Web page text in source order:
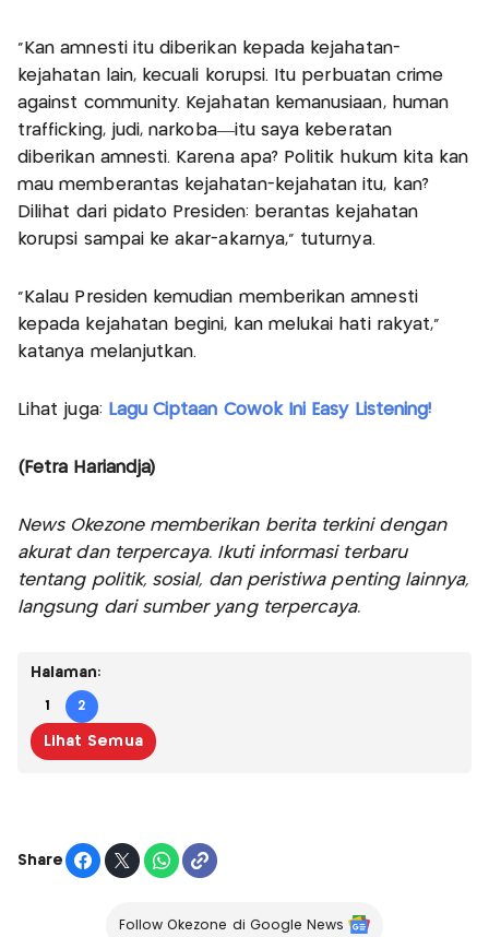
"Kan amnesti itu diberikan kepada kejahatan-
kejahatan lain, kecuali korupsi. Itu perbuatan crime
against community. Kejahatan kemanusiaan, human
trafficking, judi, narkoba—itu saya keberatan
diberikan amnesti. Karena apa? Politik hukum kita kan
mau memberantas kejahatan-kejahatan itu, kan?
Dilihat dari pidato Presiden: berantas kejahatan
korupsi sampai ke akar-akarnya," tuturnya.
"Kalau Presiden kemudian memberikan amnesti
kepada kejahatan begini, kan melukai hati rakyat,"
katanya melanjutkan.
Lihat juga: Lagu Ciptaan Cowok Ini Easy Listening!
(Fetra Hariandja)
News Okezone memberikan berita terkini dengan
akurat dan terpercaya. Ikuti informasi terbaru
tentang politik, sosial, dan peristiwa penting lainnya,
langsung dari sumber yang terpercaya.
Halaman:
1 2
Lihat Semua
Share
Follow Okezone di Google News